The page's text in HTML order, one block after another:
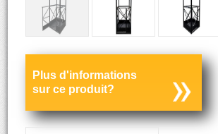
Plus d'informations
sur ce produit?